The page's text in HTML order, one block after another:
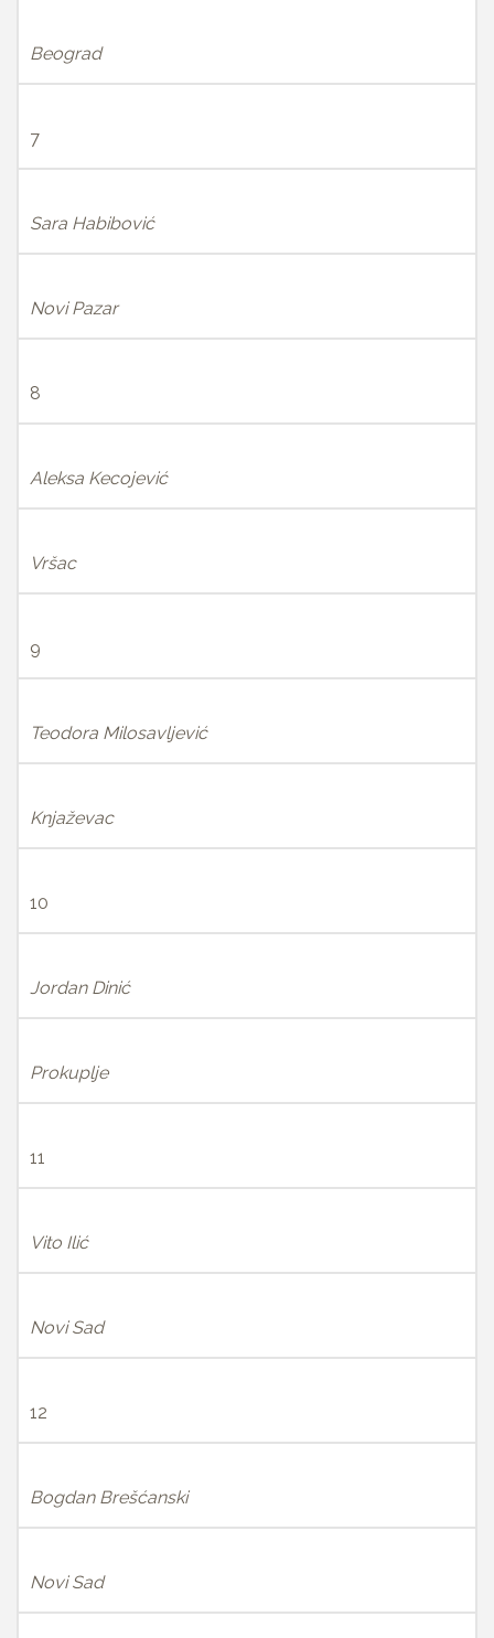
Beograd
7
Sara Habibović
Novi Pazar
8
Aleksa Kecojević
Vršac
9
Teodora Milosavljević
Knjaževac
10
Jordan Dinić
Prokuplje
11
Vito Ilić
Novi Sad
12
Bogdan Brešćanski
Novi Sad